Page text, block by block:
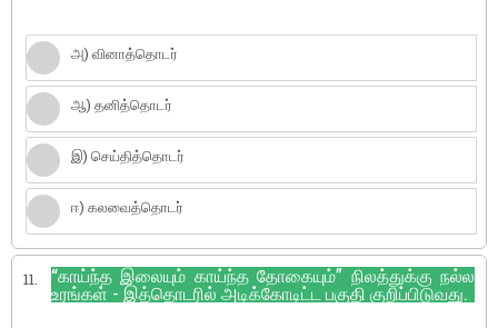
அ) வினாத்தொடர்
ஆ) தனித்தொடர்
இ) செய்தித்தொடர்
ஈ) கலவைத்தொடர்
11. “காய்ந்த இலையும் காய்ந்த தோகையும்” நிலத்துக்கு நல்ல
உரங்கள் - இத்தொடரில் அடிக்கோடிட்ட பகுதி குறிப்பிடுவது.